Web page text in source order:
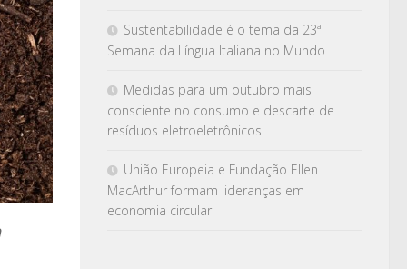
Sustentabilidade é o tema da 23ª
Semana da Língua Italiana no Mundo
Medidas para um outubro mais
consciente no consumo e descarte de
resíduos eletroeletrônicos
União Europeia e Fundação Ellen
MacArthur formam lideranças em
economia circular